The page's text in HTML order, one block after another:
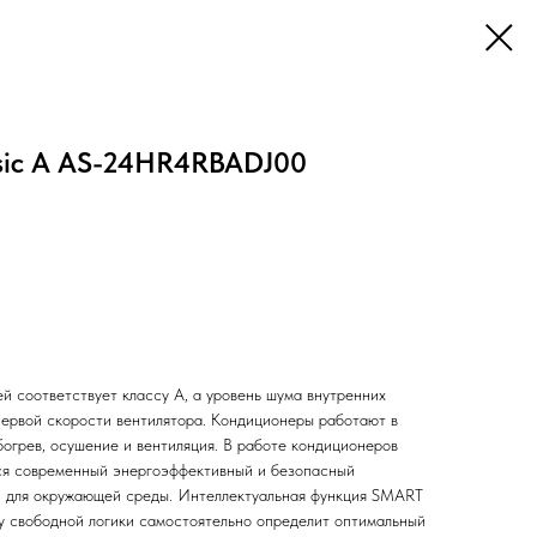
A AS-24HR4RBADJ00
соответствует классу А, а уровень шума внутренних
скорости вентилятора. Кондиционеры работают в
осушение и вентиляция. В работе кондиционеров
современный энергоэффективный и безопасный
для окружающей среды. Интеллектуальная функция SMART
свободной логики самостоятельно определит оптимальный